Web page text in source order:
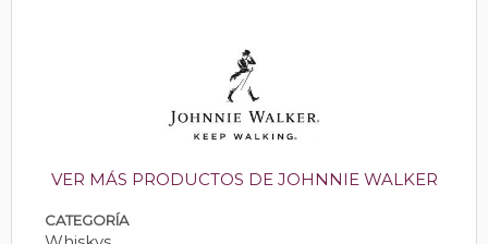
VER MÁS PRODUCTOS DE JOHNNIE WALKER
CATEGORÍA